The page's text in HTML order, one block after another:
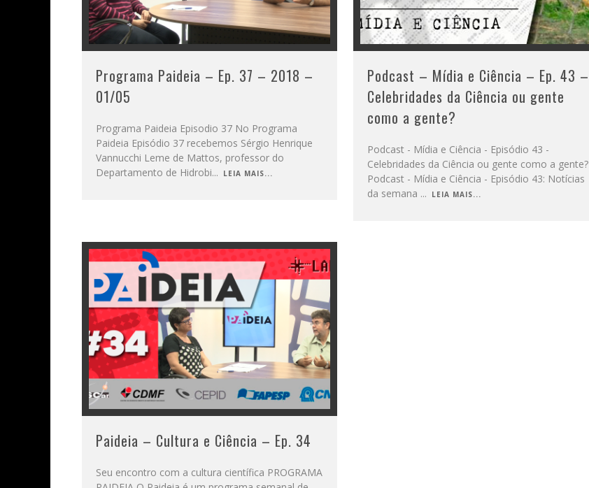
Programa Paideia – Ep. 37 – 2018 –
01/05
Programa Paideia Episodio 37 No Programa
Paideia Episódio 37 recebemos Sérgio Henrique
Vannucchi Leme de Mattos, professor do
Departamento de Hidrobi... LEIA MAIS...
Podcast – Mídia e Ciência – Ep. 43 –
Celebridades da Ciência ou gente
como a gente?
Podcast - Mídia e Ciência - Episódio 43 -
Celebridades da Ciência ou gente como a gente?
Podcast - Mídia e Ciência - Episódio 43: Notícias
da semana ... LEIA MAIS...
Paideia – Cultura e Ciência – Ep. 34
Seu encontro com a cultura científica PROGRAMA